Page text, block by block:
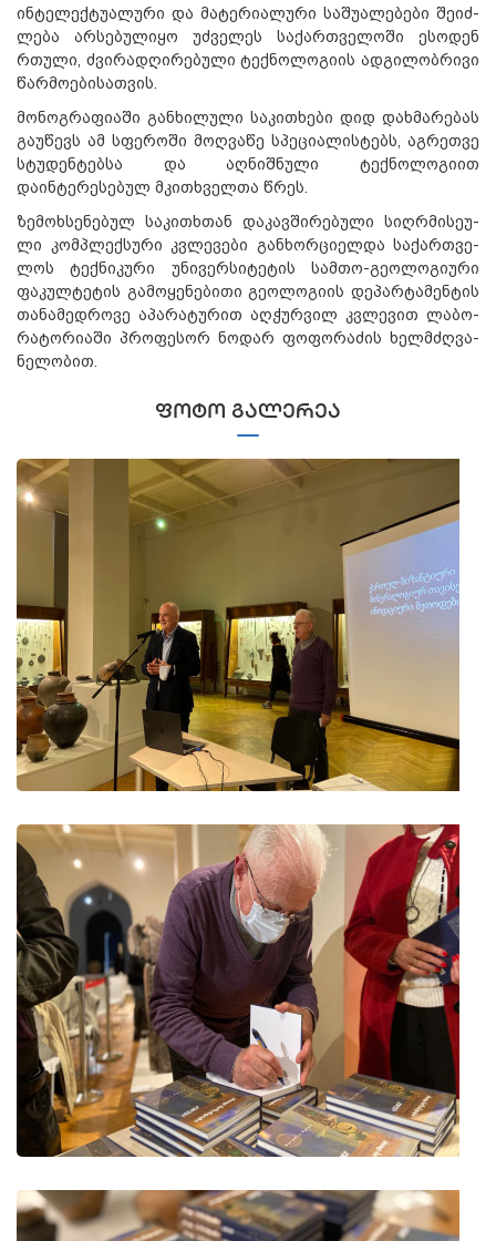
ინტე­ლე­ქტუალური და მატერიალური საშუალებები შეიძ­
ლე­ბა არსებულიყო უძვე­ლეს საქართველოში ესოდენ
რთუ­ლი, ძვირადღირებული ტექნოლოგიის ადგილობრივი
წარ­მოე­ბი­სათვის.
მონოგრაფიაში განხილული საკითხები დიდ დახმა­რე­ბას
გაუწევს ამ სფეროში მოღვაწე სპეციალისტებს, აგრეთვე
სტუდენტებსა და აღნიშნული ტექნოლოგიით
დაინტერესე­ბულ მკითხველთა წრეს.
ზემოხსენებულ საკითხთან დაკავშირებული სიღრმი­სეუ­
ლი კომპლექსური კვლევები განხორციელდა საქარ­თვე­
ლოს ტექნიკური უნივერსი­ტე­ტის სამთო-გეოლოგიუ­რი
ფაკულტეტის გამოყენებითი გეო­ლო­გიის დეპარტამენ­ტის
თანამედროვე აპარატურით აღჭურვილ კვ­ლევით ლა­ბო­
რა­ტორიაში პროფესორ ნოდარ ფოფორაძის ხელ­მძღვა­
ნე­ლობით.
ᲤᲝᲢᲝ ᲒᲐᲚᲔᲠᲔᲐ